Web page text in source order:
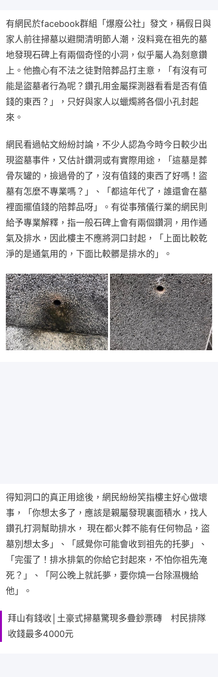
有網民於facebook群組「爆廢公社」發文，稱假日與
家人前往掃墓以避開清明節人潮，沒料竟在祖先的墓
地發現石碑上有兩個奇怪的小洞，似乎屬人為刻意鑽
上。他擔心有不法之徒對陪葬品打主意，「有沒有可
能是盜墓者行為呢？鑽孔用金屬探測器看看是否有值
錢的東西？」，只好與家人以蠟燭將各個小孔封起
來。
網民看過帖文紛紛討論，不少人認為今時今日較少出
現盜墓事件，又估計鑽洞或有實際用途，「這墓是葬
骨灰罐的，撿過骨的了，沒有值錢的東西了好嗎！盜
墓有怎麼不專業嗎？」、「都這年代了，誰還會在墓
裡面擺值錢的陪葬品呀」。有從事殯儀行業的網民則
給予專業解釋，指一般石碑上會有兩個鑽洞，用作通
氣及排水，因此樓主不應將洞口封起，「上面比較乾
淨的是通氣用的，下面比較髒是排水的」。
得知洞口的真正用途後，網民紛紛笑指樓主好心做壞
事，「你想太多了，應該是親屬發現裏面積水，找人
鑽孔打洞幫助排水， 現在都火葬不能有任何物品，盜
墓別想太多」、「感覺你可能會收到祖先的托夢」、
「完蛋了！排水排氣的你給它封起來，不怕你祖先淹
死？」、「阿公晚上就託夢，要你燒一台除濕機給
他」。
拜山有錢收│土豪式掃墓驚現多疊鈔票磚 村民排隊
收錢最多4000元